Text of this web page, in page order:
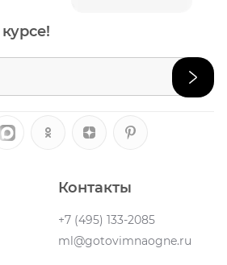
Контакты
+7 (495) 133-2085
ml@gotovimnaogne.ru